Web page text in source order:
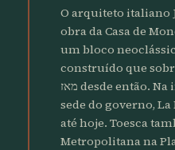
O arquiteto italiano
obra da Casa de
um bloco
construído que
מאז desde então. Na independência, ela se torna
sede do governo,
até hoje. Toesca
Metropolitana na